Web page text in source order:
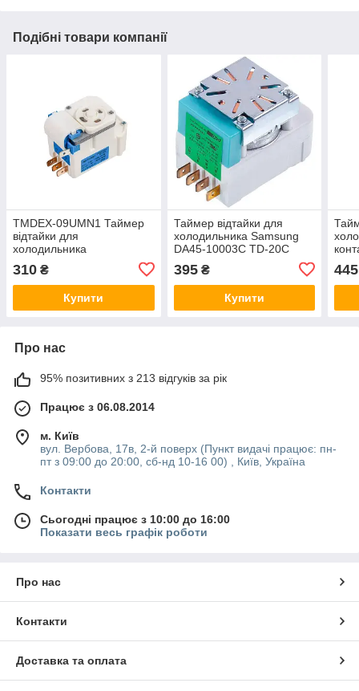
Подібні товари компанії
TMDEX-09UMN1 Таймер
відтайки для
холодильника
310 ₴
Купити
Таймер відтайки для
холодильника Samsung
DA45-10003C TD-20C
395₴
Купити
445
Про нас
95% позитивних з 213 відгуків за рік
Працює з 06.08.2014
м. Київ
вул. Вербова, 17в, 2-й поверх (Пункт видачі працює: пн-
пт з 09:00 до 20:00, сб-нд 10-16 00) , Київ, Україна
Контакти
Сьогодні працює з 10:00 до 16:00
Показати весь графік роботи
Про нас
Контакти
Доставка та оплата